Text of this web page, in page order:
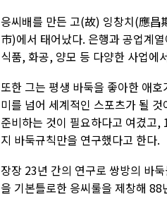
응씨배를 만든 고(故) 잉창치(應
市)에서 태어났다. 은행과 공업계
식품, 화공, 양모 등 다양한 사업에
또한 그는 평생 바둑을 좋아한 애
미를 넘어 세계적인 스포츠가 될
준비하는 것이 필요하다고 여겼고
지 바둑규칙만을 연구했다고 한다.
장장 23년 간의 연구로 쌍방의 바
을 기본틀로한 응씨룰을 제창해